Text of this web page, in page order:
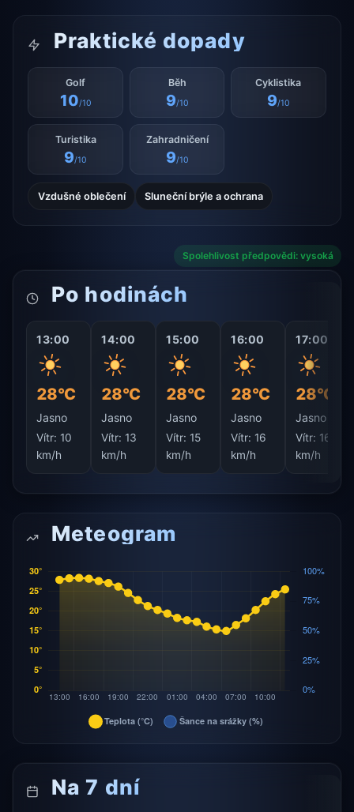
Praktické dopady
Golf
10/10
Běh
9/10
Cyklistika
9/10
Turistika
9/10
Zahradničení
9/10
Vzdušné oblečení Sluneční brýle a ochrana
Spolehlivost předpovědi: vysoká
Po hodinách
13:00
28°C
Jasno
Vítr: 10
km/h
14:00
28°C
Jasno
Vítr: 13
km/h
15:00
28°C
Jasno
Vítr: 15
km/h
16:00
28°C
Jasno
Vítr: 16
km/h
17:00
28°C
Jasno
Vítr: 16
km/h
Meteogram
Na 7 dní